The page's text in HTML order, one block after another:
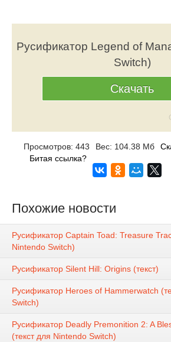
Русификатор Legend of
Switch)
Скачать
Просмотров: 443 Вес: 104.38 Мб
Битая ссылка?
Похожие новости
Русификатор Captain Toad: Treasure
Nintendo Switch)
Русификатор Silent Hill: Origins (текст)
Русификатор Heroes of Hammerwatch
Switch)
Русификатор Deadly Premonition 2: A
(текст для Nintendo Switch)